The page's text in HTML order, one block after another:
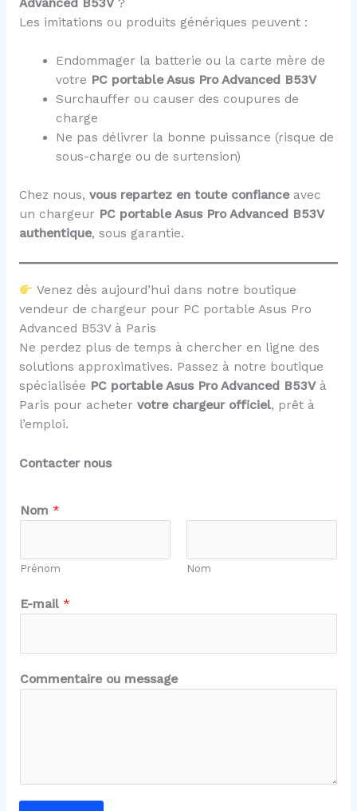
Les imitations ou produits génériques peuvent :
Endommager la batterie ou la carte mère de
votre PC portable Asus Pro Advanced B53V
Surchauffer ou causer des coupures de
charge
Ne pas délivrer la bonne puissance (risque de
sous-charge ou de surtension)
Chez nous, vous repartez en toute confianceavec
un chargeur PC portable Asus Pro Advanced B53V
authentique, sous garantie.
Venez dès aujourd’hui dans notre boutique
vendeur de chargeur pour PC portable Asus Pro
Advanced B53V à Paris
Ne perdez plus de temps à chercher en ligne des
solutions approximatives. Passez à notre boutique
spécialisée PC portable Asus Pro Advanced B53Và
Paris pour acheter votre chargeur officiel, prêt à
l’emploi.
Contacter nous
N
o
*
e
s
a
g
e
Nom *
Prénom Nom
E-mail *
Commentaire ou message